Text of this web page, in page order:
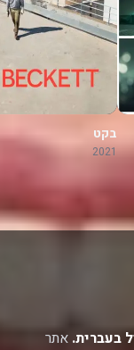
בקט
2021
אתר